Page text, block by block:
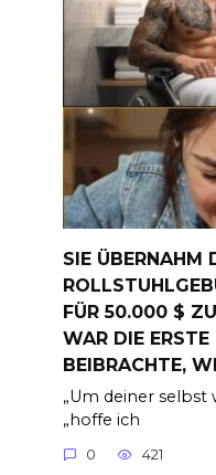
SIE ÜBERNAHM
FÜR 50.000 $
WAR DIE ERSTE
BEIBRACHTE,
„Um deiner selbst
„hoffe ich
0 421